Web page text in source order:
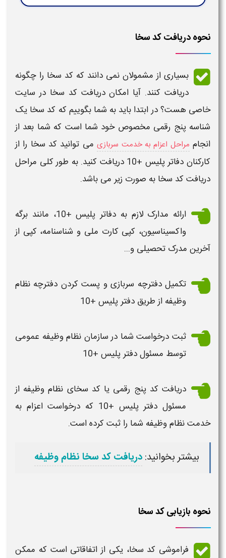
نحوه دریافت کد سخا
بسیاری از مشمولان نمی دانند که کد سخا را چگونه
دریافت کنند. آیا امکاندریافت کد سخا در سایت
خاصی هست؟ در ابتدا باید به شما بگوییم که کد سخا یک
شناسه پنج رقمی مخصوص خود شما است که شما بعد از
انجام مراحل اعزام به خدمت سربازی می توانید کد سخا را از
کارکنان دفاتر پلیس +10 دریافت کنید. به طور کلی مراحل
دریافت کد سخا به صورت زیر می باشد.
ارائه مدارک لازم به دفاتر پلیس +10، مانند برگه
واکسیناسیون، کپی کارت ملی و شناسنامه، کپی از
آخرین مدرک تحصیلی و...
تکمیل دفترچه سربازی و پست کردن دفترچه نظام
وظیفه از طریق دفتر پلیس +10
ثبت درخواست شما در سازمان نظام وظیفه عمومی
توسط مسئول دفتر پلیس +10
دریافت کدپنج رقمی یا کد سخای نظام وظیفه از
مسئول دفتر پلیس +10 که درخواست اعزام به
خدمت نظام وظیفه شما را ثبت کرده است.
بیشتر بخوانید:دریافت کد سخا نظام وظیفه
نحوه بازیابی کد سخا
فراموشی کد سخا، یکی از اتفاقاتی است که ممکن